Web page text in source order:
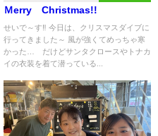
Ｍerry Christmas!!
せいで～す‼ 今日は、クリスマスダイブに
行ってきました～ 風が強くてめっちゃ寒
かった… だけどサンタクロースやトナカ
イの衣装を着て潜っている...